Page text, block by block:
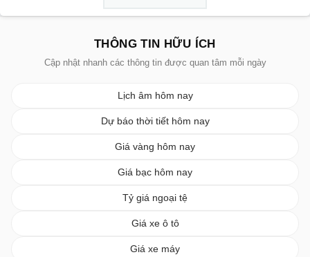
THÔNG TIN HỮU ÍCH
Cập nhật nhanh các thông tin được quan tâm mỗi ngày
Lịch âm hôm nay
Dự báo thời tiết hôm nay
Giá vàng hôm nay
Giá bạc hôm nay
Tỷ giá ngoại tệ
Giá xe ô tô
Giá xe máy